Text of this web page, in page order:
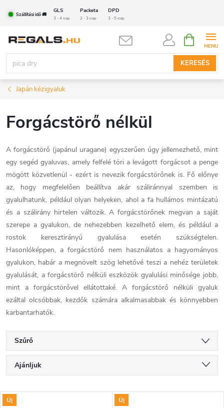
tartalomhoz
Szállítási idő 🚚
GLS Packeta DPD
3 - 4 nap 2 - 3 nap 3 - 5 nap
KERESÉS
KOSÁR
Japán kézigyaluk
Forgácstörő nélkül
A forgácstörő (japánul uragane) egyszerűen úgy jellemezhető, mint
egy segéd gyaluvas, amely felfelé töri a levágott forgácsot a penge
mögött közvetlenül - ezért is nevezik forgácstörőnek is. Fő előnye
az, hogy megfelelően beállítva akár száliránnyal szemben is
gyalulhatunk, például olyan helyeken, ahol a fa hullámos mintázatú
és a szálirány hirtelen változik. A forgácstörőnek megvan a saját
szerepe a gyalukon, de nehezebben kezelhető elem, és például a
rostok keresztirányú gyalulása esetén szükségtelen.
Hasonlóképpen, a forgácstörő nem használatos a hagyományos
gyalukon, habár a megnövelt szög lehetővé teszi a nehéz területek
gyalulását, a forgácstörő nélküli eszközök gyalulási minősége jobb,
mint a forgácstörővel ellátottaké. A forgácstörő nélküli gyaluk
ezáltal olcsóbbak, kezdők számára alkalmasabbak és könnyebben
karbantarhatók.
Szűrő
T
e
Ajánljuk
Legdrágább
Új Új